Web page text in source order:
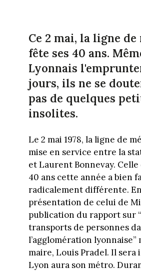
Ce 2 mai, la ligne
fête ses 40 ans.
Lyonnais
jours, ils ne se
pas de quelques
insolites.
Le 2 mai 1978, la ligne de
mise en service entre la
et Laurent Bonnevay. Celle
40 ans cette année a bien
radicalement différente. En
présentation de celui de
publication du rapport sur
transports de personnes
l’agglomération lyonnaise”
maire, Louis Pradel. Il sera
Lyon aura son métro.